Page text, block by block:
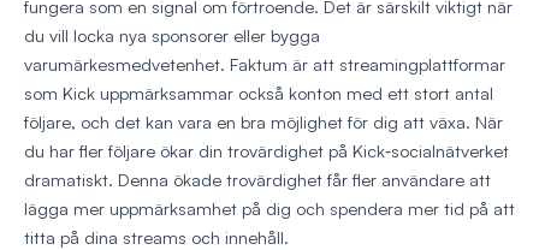
fungera som en signal om förtroende. Det är särskilt viktigt när
du vill locka nya sponsorer eller bygga
varumärkesmedvetenhet. Faktum är att streamingplattformar
som Kick uppmärksammar också konton med ett stort antal
följare, och det kan vara en bra möjlighet för dig att växa. När
du har fler följare ökar din trovärdighet på Kick‑socialnätverket
dramatiskt. Denna ökade trovärdighet får fler användare att
lägga mer uppmärksamhet på dig och spendera mer tid på att
titta på dina streams och innehåll.